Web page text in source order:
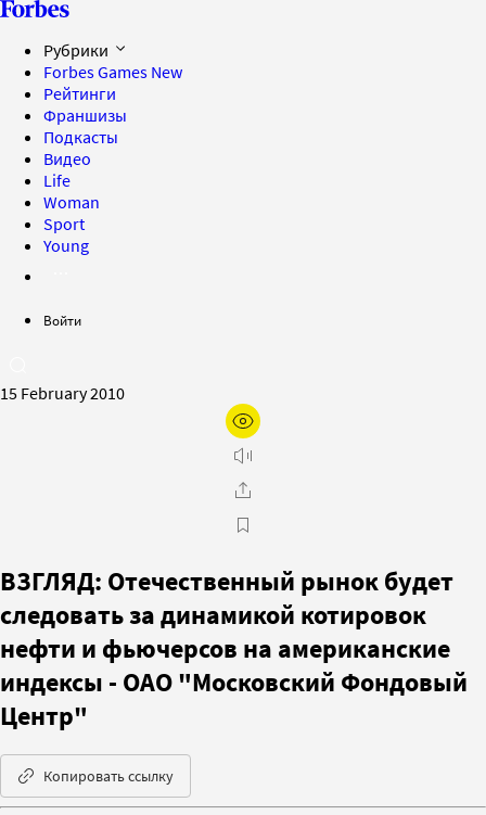
Рубрики
Forbes Games New
Рейтинги
Франшизы
Подкасты
Видео
Life
Woman
Sport
Young
Войти
15 February 2010
ВЗГЛЯД: Отечественный рынок будет
следовать за динамикой котировок
нефти и фьючерсов на американские
индексы - ОАО "Московский Фондовый
Центр"
Копировать ссылку